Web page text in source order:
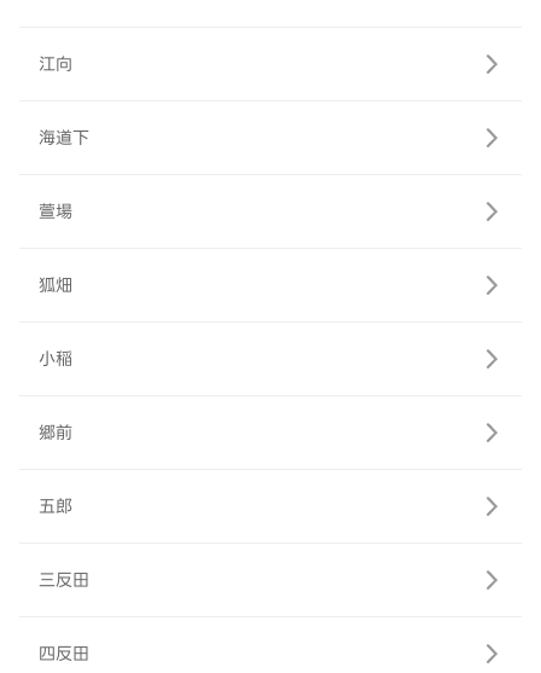
江向
海道下
萱場
狐畑
小稲
郷前
五郎
三反田
四反田